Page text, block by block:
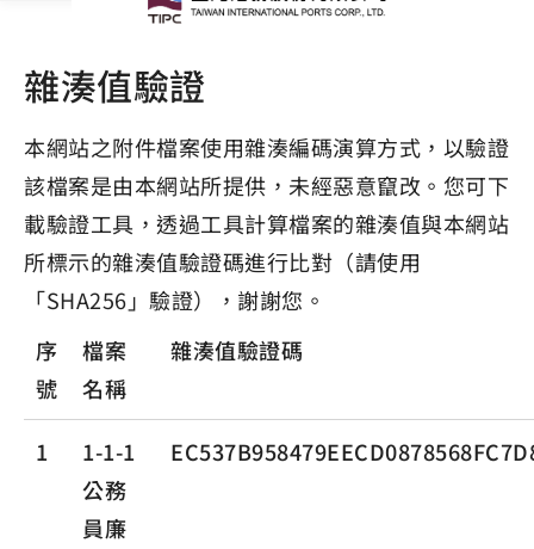
雜湊值驗證
本網站之附件檔案使用雜湊編碼演算方式，以驗證
該檔案是由本網站所提供，未經惡意竄改。您可下
載驗證工具，透過工具計算檔案的雜湊值與本網站
所標示的雜湊值驗證碼進行比對（請使用
「SHA256」驗證），謝謝您。
序
號
檔案
名稱
雜湊值驗證碼
1
1-1-1
公務
員廉